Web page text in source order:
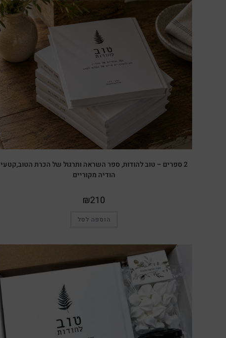
2 ספרים – טוב להודות, ספר השראה ותרגול של הכרת הטוב,קטעי
הודיה מקוריים
₪210
הוספה לסל